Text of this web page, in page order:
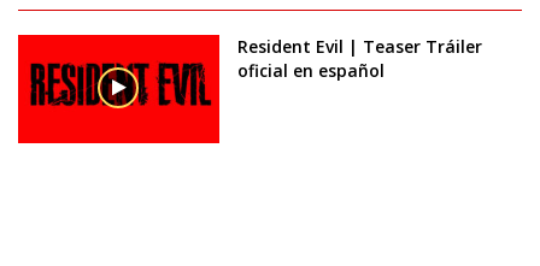
Resident Evil | Teaser Tráiler
oficial en español